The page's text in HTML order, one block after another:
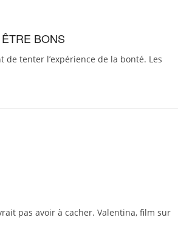
BONS
tenter l’expérience de la bonté. Les
pas avoir à cacher. Valentina, film sur